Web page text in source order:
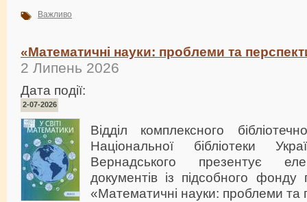
Важливо
«Математичні науки: проблеми та
2 Липень 2026
Дата події:
2-07-2026
Відділ комплексного
Національної бібліотеки
Вернадського презентує
документів із підсобного фонду
«Математичні науки: проблеми та